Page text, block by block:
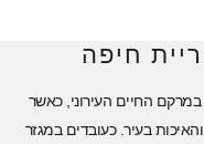
חיפה
החיים העירוני, כאשר
בעיר. כעובדים במגזר